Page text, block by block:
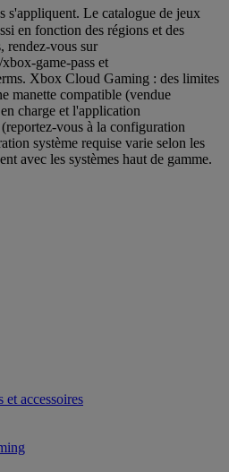
s'appliquent. Le catalogue de jeux
en fonction des régions et des
rendez-vous sur
game-pass et
Xbox Cloud Gaming : des limites
manette compatible (vendue
charge et l'application
vous à la configuration
système requise varie selon les
avec les systèmes haut de gamme.
accessoires